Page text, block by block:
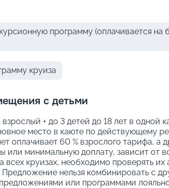
программу (оплачивается на
круиза
с детьми
взрослый + до 3 детей до 18 лет в одной
место в каюте по действующему
оплачивает 60 % взрослого тарифа, а
или минимальную доплату, зависит от
всех круизах, необходимо проверять их
нельзя комбинировать с
или программами